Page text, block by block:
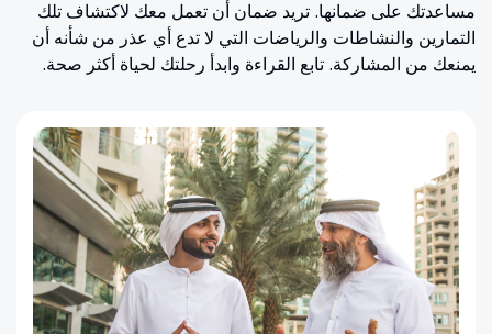
مساعدتك على ضمانها. تريد ضمان أن تعمل معك لاكتشاف تلك
التمارين والنشاطات والرياضات التي لا تدع أي عذر من شأنه أن
يمنعك من المشاركة. تابع القراءة وابدأ رحلتك لحياة أكثر صحة.